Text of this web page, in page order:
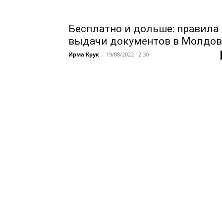
Бесплатно и дольше: правила
выдачи документов в
Ирма Крук - 19/08/2022 12:30